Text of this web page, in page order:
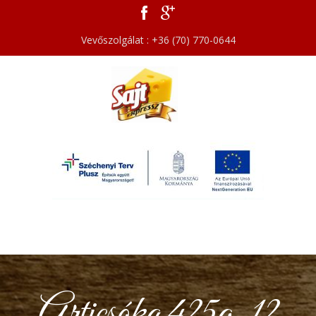
Vevőszolgálat : +36 (70) 770-0644